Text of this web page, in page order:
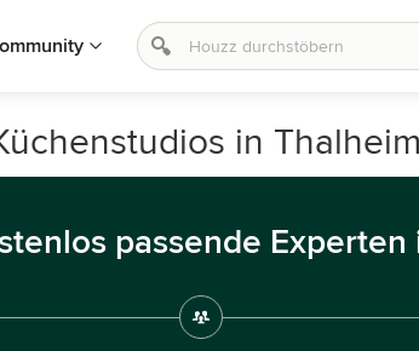
in Thalheim
passende Experten